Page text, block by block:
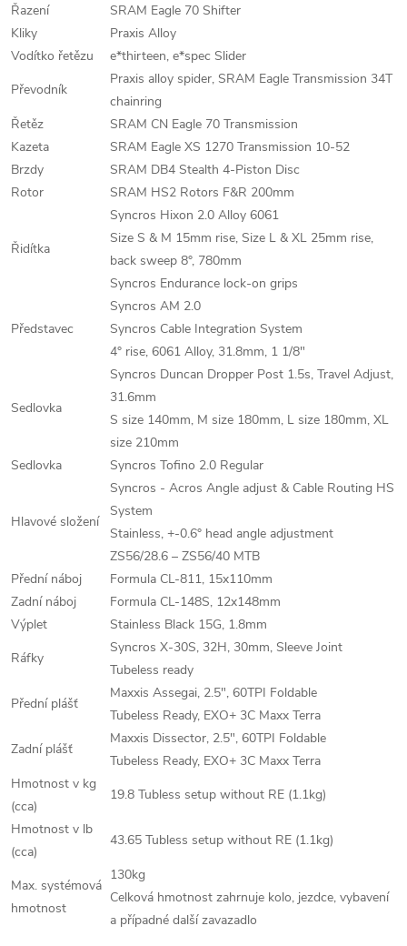
Řazení
SRAM Eagle 70 Shifter
Kliky
Praxis Alloy
Vodítko řetězu
e*thirteen, e*spec Slider
Převodník
Praxis alloy spider, SRAM Eagle Transmission 34T
chainring
Řetěz
SRAM CN Eagle 70 Transmission
Kazeta
SRAM Eagle XS 1270 Transmission 10-52
Brzdy
SRAM DB4 Stealth 4-Piston Disc
Rotor
SRAM HS2 Rotors F&R 200mm
Řidítka
Syncros Hixon 2.0 Alloy 6061
Size S & M 15mm rise, Size L & XL 25mm rise,
back sweep 8°, 780mm
Syncros Endurance lock-on grips
Představec
Syncros AM 2.0
Syncros Cable Integration System
4° rise, 6061 Alloy, 31.8mm, 1 1/8"
Sedlovka
Syncros Duncan Dropper Post 1.5s, Travel Adjust,
31.6mm
S size 140mm, M size 180mm, L size 180mm, XL
size 210mm
Sedlovka
Syncros Tofino 2.0 Regular
Hlavové složení
Syncros - Acros Angle adjust & Cable Routing HS
System
Stainless, +-0.6° head angle adjustment
ZS56/28.6 – ZS56/40 MTB
Přední náboj
Formula CL-811, 15x110mm
Zadní náboj
Formula CL-148S, 12x148mm
Výplet
Stainless Black 15G, 1.8mm
Ráfky
Syncros X-30S, 32H, 30mm, Sleeve Joint
Tubeless ready
Přední plášť
Maxxis Assegai, 2.5", 60TPI Foldable
Tubeless Ready, EXO+ 3C Maxx Terra
Zadní plášť
Maxxis Dissector, 2.5", 60TPI Foldable
Tubeless Ready, EXO+ 3C Maxx Terra
Hmotnost v kg
(cca)
19.8 Tubless setup without RE (1.1kg)
Hmotnost v lb
(cca)
43.65 Tubless setup without RE (1.1kg)
Max. systémová
hmotnost
130kg
Celková hmotnost zahrnuje kolo, jezdce, vybavení
a případné další zavazadlo